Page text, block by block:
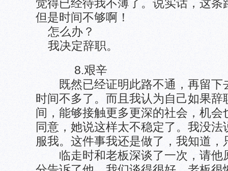
觉得已经待我不薄了。说实话，这
但是时间不够啊！
怎么办？
我决定辞职。
8.艰辛
既然已经证明此路不通，再留下
时间不多了。而且我认为自己如果
间，能够接触更多更深的社会，机
同意，她说这样太不稳定了。我没
服我。这件事我还是做了，我知道
临走时和老板深谈了一次，请他